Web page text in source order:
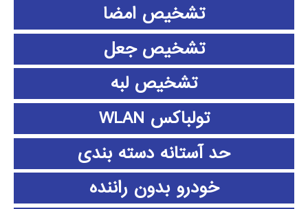
تشخیص امضا
تشخیص جعل
تشخیص لبه
تولباکس WLAN
حد آستانه دسته بندی
خودرو بدون راننده